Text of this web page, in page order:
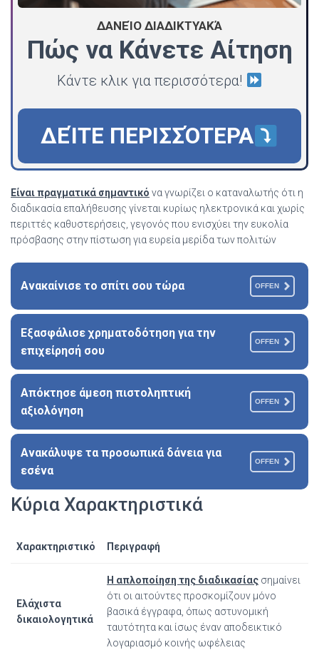
ΔΑΝΕΊΟ ΔΙΑΔΙΚΤΥΑΚΆ
Πώς να Κάνετε Αίτηση
Κάντε κλικ για περισσότερα!
ΔΕΊΤΕ ΠΕΡΙΣΣΌΤΕΡΑ
Είναι πραγματικά σημαντικό να γνωρίζει ο καταναλωτής ότι η
διαδικασία επαλήθευσης γίνεται κυρίως ηλεκτρονικά και χωρίς
περιττές καθυστερήσεις, γεγονός που ενισχύει την ευκολία
πρόσβασης στην πίστωση για ευρεία μερίδα των πολιτών
Ανακαίνισε το σπίτι σου τώρα OFFEN
Εξασφάλισε χρηματοδότηση για την
επιχείρησή σου
OFFEN
Απόκτησε άμεση πιστοληπτική
αξιολόγηση
OFFEN
Ανακάλυψε τα προσωπικά δάνεια για
εσένα
OFFEN
Κύρια Χαρακτηριστικά
Χαρακτηριστικό Περιγραφή
Ελάχιστα
δικαιολογητικά
Η απλοποίηση της διαδικασίας σημαίνει
ότι οι αιτούντες προσκομίζουν μόνο
βασικά έγγραφα, όπως αστυνομική
ταυτότητα και ίσως έναν αποδεικτικό
λογαριασμό κοινής ωφέλειας